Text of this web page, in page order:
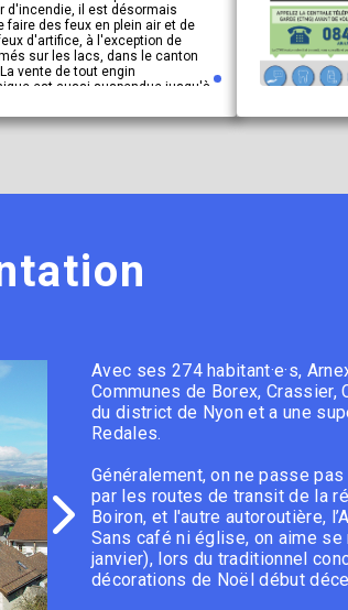
d'incendie, il est désormais
faire des feux en plein air et de
d'artifice, à l'exception de
sur les lacs, dans le canton
vente de tout engin
est aussi suspendue jusqu'à
aux festivités du 1er août.
Avec ses 274 habitant·e·s,
Communes de Borex,
du district de Nyon et a une
Redales.
Généralement, on ne passe
par les routes de transit de la
Boiron, et l'autre autoroutière,
Sans café ni église, on aime
janvier), lors du traditionnel
décorations de Noël début